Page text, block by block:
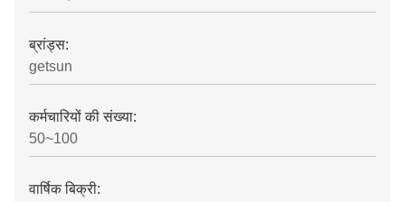
ब्रांड्स:
getsun
कर्मचारियों की संख्या:
50~100
वार्षिक बिक्री: